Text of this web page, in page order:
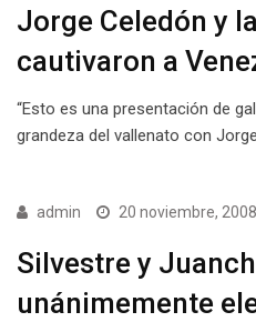
Jorge Celedón y
cautivaron a
“Esto es una presentación de
grandeza del vallenato con
admin 20 noviembre, 2008
Silvestre y
unánimemente